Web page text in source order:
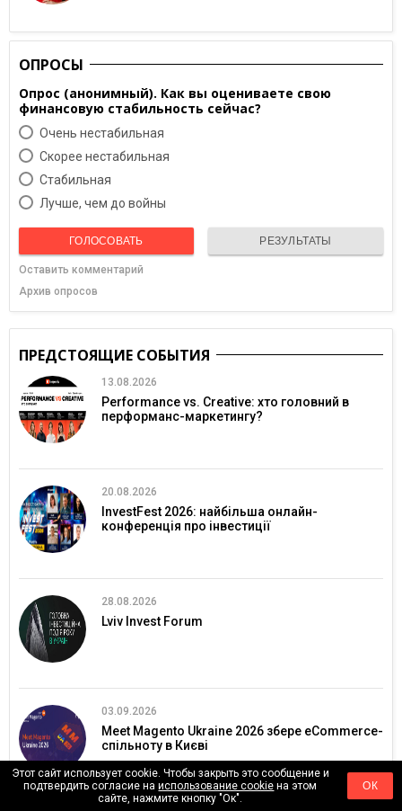
ОПРОСЫ
Опрос (анонимный). Как вы оцениваете свою
финансовую стабильность сейчас?
Очень нестабильная
Скорее нестабильная
Cтабильная
Лучше, чем до войны
ГОЛОСОВАТЬ РЕЗУЛЬТАТЫ
Оставить комментарий
Архив опросов
ПРЕДСТОЯЩИЕ СОБЫТИЯ
13.08.2026
Performance vs. Creative: хто головний в
перформанс-маркетингу?
20.08.2026
InvestFest 2026: найбільша онлайн-
конференція про інвестиції
28.08.2026
Lviv Invest Forum
03.09.2026
Meet Magento Ukraine 2026 збере eCommerce-
спільноту в Києві
Этот сайт использует cookie. Чтобы закрыть это сообщение и
подтвердить согласие наиспользование cookie на этом
сайте, нажмите кнопку "Ок".
ОК